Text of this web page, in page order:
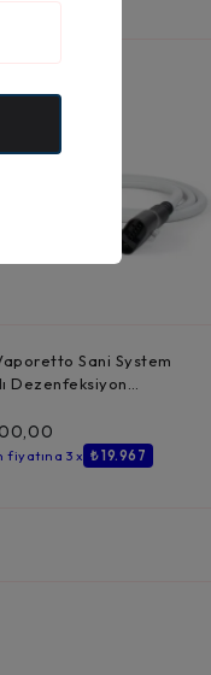
Sani System
Dezenfeksiyon
fiyatına 3 x ₺ 19.967